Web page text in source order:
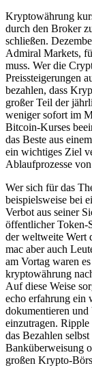
Kryptowährung
durch den Broker
schließen.
Admiral Markets,
muss. Wer die
Preissteigerungen
bezahlen, dass
großer Teil der
weniger sofort im
Bitcoin-Kurses
das Beste aus
ein wichtiges Ziel
Ablaufprozesse
Wer sich für das
beispielsweise bei
Verbot aus seiner
öffentlicher Token-
der weltweite Wert
mac aber auch
am Vortag waren
kryptowährung
Auf diese Weise
echo erfahrung ein
dokumentieren
einzutragen.
das Bezahlen
Banküberweisung
großen Krypto-